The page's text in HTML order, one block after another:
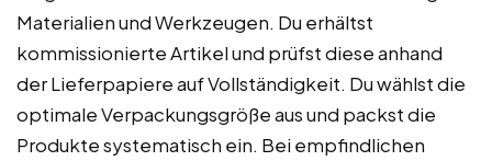
Materialien und Werkzeugen. Du erhältst
kommissionierte Artikel und prüfst diese anhand
der Lieferpapiere auf Vollständigkeit. Du wählst die
optimale Verpackungsgröße aus und packst die
Produkte systematisch ein. Bei empfindlichen